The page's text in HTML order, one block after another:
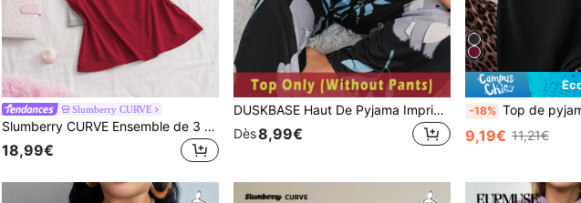
Slumberry CURVE
Slumberry CURVE Ensemble de 3 pièces Top de pyjama en maille côtelée confortable avec patchwork de dentelle, grande taille
18,99€
DUSKBASE Haut De Pyjama Imprimé Koala Et Plante De Grande Taille
Dès8,99€
-18% Top de pyjama à manches longues
9,19€ 11,21€